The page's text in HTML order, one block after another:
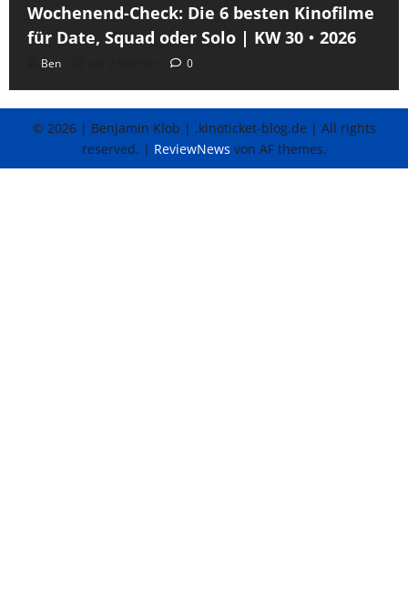
Wochenend-Check: Die 6 besten Kinofilme
für Date, Squad oder Solo | KW 30・2026
Ben 0
© 2026 | Benjamin Klob | .kinoticket-blog.de | All rights
reserved. | ReviewNews von AF themes.